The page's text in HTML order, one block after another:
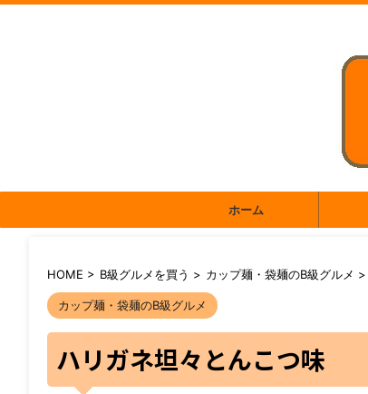
ホーム
HOME > B級グルメを買う > カップ麺・袋麺のB級グルメ >
カップ麺・袋麺のB級グルメ
ハリガネ坦々とんこつ味